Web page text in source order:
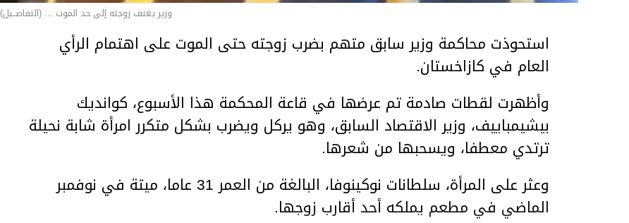
وزير يعنف زوجته إلى حد الموت ... (التفاصــيل)
استحوذت محاكمة وزير سابق متهم بضرب زوجته حتى الموت على اهتمام الرأي
العام في كازاخستان.
وأظهرت لقطات صادمة تم عرضها في قاعة المحكمة هذا الأسبوع، كوانديك
بيشيمباييف، وزير الاقتصاد السابق، وهو يركل ويضرب بشكل متكرر امرأة شابة نحيلة
ترتدي معطفا، ويسحبها من شعرها.
وعثر على المرأة، سلطانات نوكينوفا، البالغة من العمر 31 عاما، ميتة في نوفمبر
الماضي في مطعم يملكه أحد أقارب زوجها.